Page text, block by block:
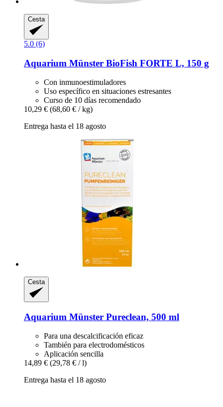
Cesta
5.0 (6)
Aquarium Münster BioFish FORTE L, 150 g
Con inmunoestimuladores
Uso específico en situaciones estresantes
Curso de 10 días recomendado
10,29 € (68,60 € / kg)
Entrega hasta el 18 agosto
Cesta
Aquarium Münster Pureclean, 500 ml
Para una descalcificación eficaz
También para electrodomésticos
Aplicación sencilla
14,89 € (29,78 € / l)
Entrega hasta el 18 agosto